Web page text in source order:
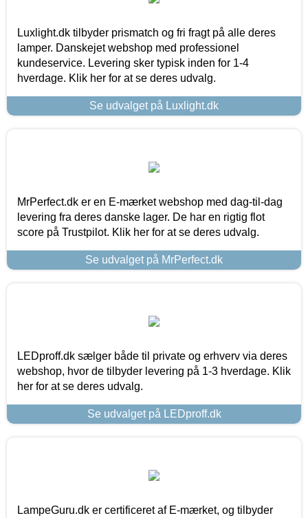
Luxlight.dk tilbyder prismatch og fri fragt på alle deres
lamper. Danskejet webshop med professionel
kundeservice. Levering sker typisk inden for 1-4
hverdage. Klik her for at se deres udvalg.
Se udvalget på Luxlight.dk
MrPerfect.dk er en E-mærket webshop med dag-til-dag
levering fra deres danske lager. De har en rigtig flot
score på Trustpilot. Klik her for at se deres udvalg.
Se udvalget på MrPerfect.dk
LEDproff.dk sælger både til private og erhverv via deres
webshop, hvor de tilbyder levering på 1-3 hverdage. Klik
her for at se deres udvalg.
Se udvalget på LEDproff.dk
LampeGuru.dk er certificeret af E-mærket, og tilbyder